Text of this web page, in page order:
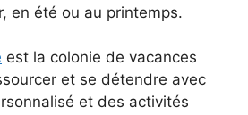
en été ou au printemps.
est la colonie de vacances
et se détendre avec
et des activités